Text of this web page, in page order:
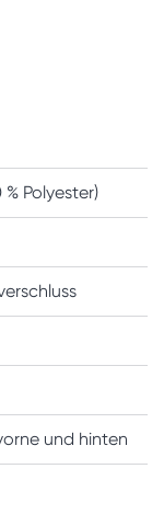
Polyester)
und hinten